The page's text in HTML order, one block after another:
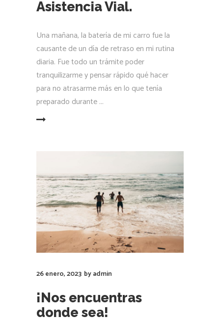
Asistencia Vial.
Una mañana, la batería de mi carro fue la
causante de un día de retraso en mi rutina
diaria. Fue todo un trámite poder
tranquilizarme y pensar rápido qué hacer
para no atrasarme más en lo que tenía
preparado durante
26 enero, 2023 byadmin
¡Nos encuentras
donde sea!